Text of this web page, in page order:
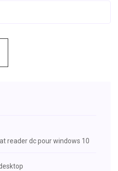
reader dc pour windows 10